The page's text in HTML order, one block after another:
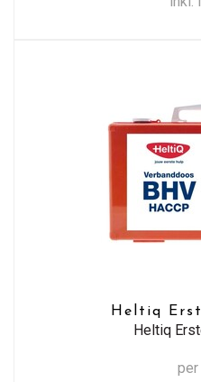
Heltiq
Heltiq
per